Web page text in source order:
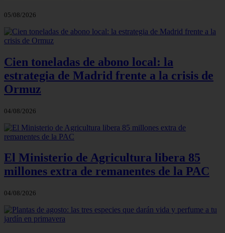
05/08/2026
Cien toneladas de abono local: la
estrategia de Madrid frente a la crisis de
Ormuz
04/08/2026
El Ministerio de Agricultura libera 85
millones extra de remanentes de la PAC
04/08/2026